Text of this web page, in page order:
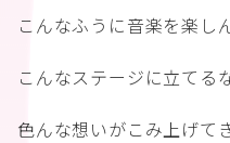
こんなふうに音楽を楽し
こんなステージに立てる
色んな想いがこみ上げて